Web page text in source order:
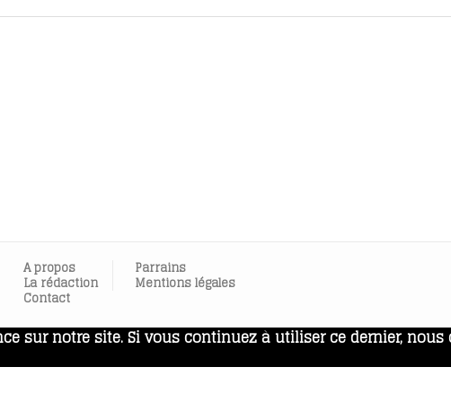
A propos
La rédaction
Contact
Parrains
Mentions légales
sur notre site. Si vous continuez à utiliser ce dernier, nous